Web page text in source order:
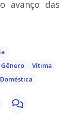
avanço das
Vítima
Doméstica